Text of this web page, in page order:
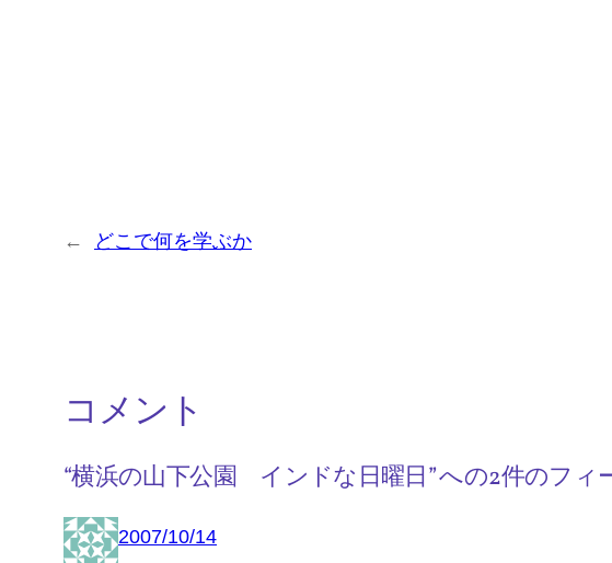
← どこで何を学ぶか
コメント
“横浜の山下公園 インドな日曜日” への2件のフィ
2007/10/14